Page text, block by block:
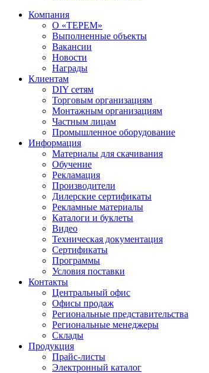
Компания
О «ТЕРЕМ»
Выполненные объекты
Вакансии
Новости
Награды
Клиентам
DIY сетям
Торговым организациям
Монтажным организациям
Частным лицам
Промышленное оборудование
Информация
Материалы для скачивания
Обучение
Рекламация
Производители
Дилерские сертификаты
Рекламные материалы
Каталоги и буклеты
Видео
Техническая документация
Сертификаты
Программы
Условия поставки
Контакты
Центральный офис
Офисы продаж
Региональные представительства
Региональные менеджеры
Склады
Продукция
Прайс-листы
Электронный каталог